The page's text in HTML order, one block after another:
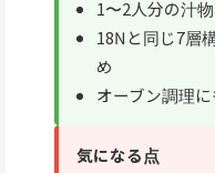
1〜2人分の汁
18Nと同じ7層
め
オーブン調理
気になる点